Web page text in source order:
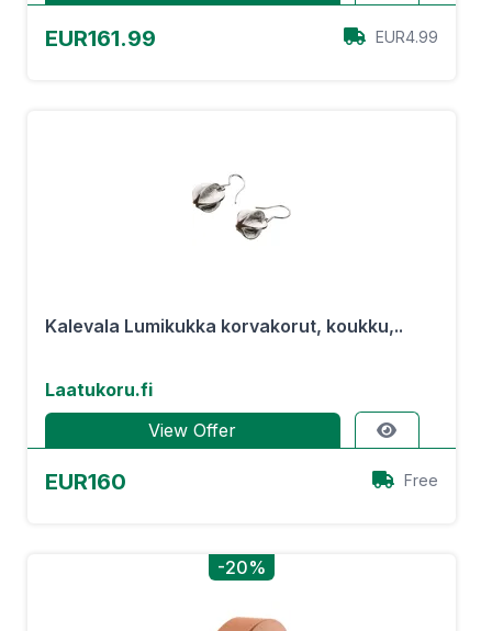
EUR161.99 EUR4.99
Kalevala Lumikukka korvakorut, koukku,..
Laatukoru.fi
View Offer
EUR160 Free
-20%